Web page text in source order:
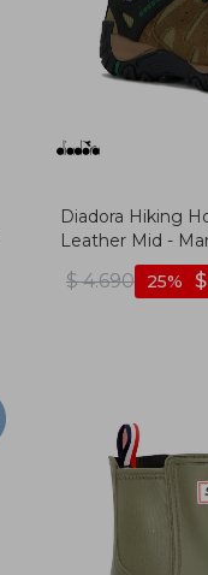
Diadora Hiking
Leather Mid -
$ 4.690 $
25